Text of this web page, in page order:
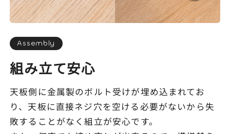
Assembly
組み立て安心
天板側に金属製のボルト受けが埋め込まれてお
り、天板に直接ネジ穴を空ける必要がないから失
敗することがなく組立が安心です。